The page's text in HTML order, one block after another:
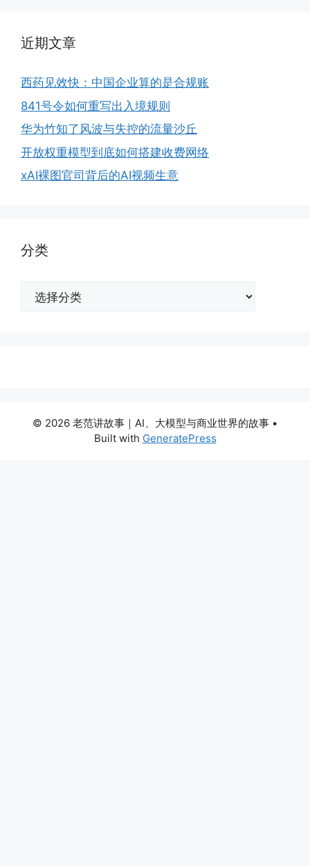
近期文章
西药见效快：中国企业算的是合规账
841号令如何重写出入境规则
华为竹知了风波与失控的流量沙丘
开放权重模型到底如何搭建收费网络
xAI裸图官司背后的AI视频生意
分类
© 2026 老范讲故事｜AI、大模型与商业世界的故事 •
Built with GeneratePress